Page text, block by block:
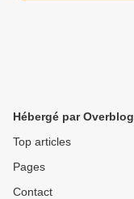
Hébergé par Overblog
Top articles
Pages
Contact